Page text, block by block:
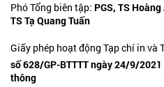
Phó Tổng biên tập: PGS, TS
TS Tạ Quang Tuấn
Giấy phép hoạt động Tạp chí in và
số 628/GP-BTTTT ngày 24/9/
thông